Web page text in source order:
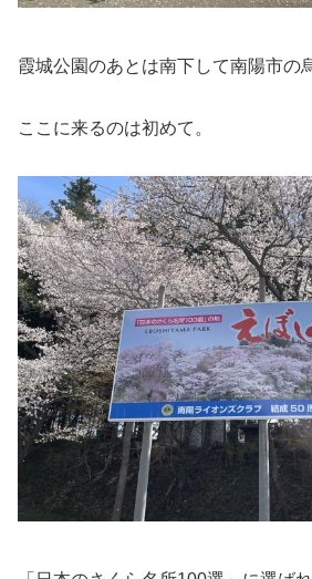
霞城公園のあとは南下して南陽市の
ここに来るのは初めて。